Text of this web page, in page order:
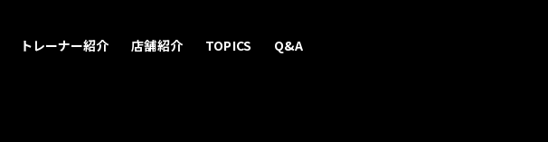
トレーナー紹介 店舗紹介 TOPICS
Q&A